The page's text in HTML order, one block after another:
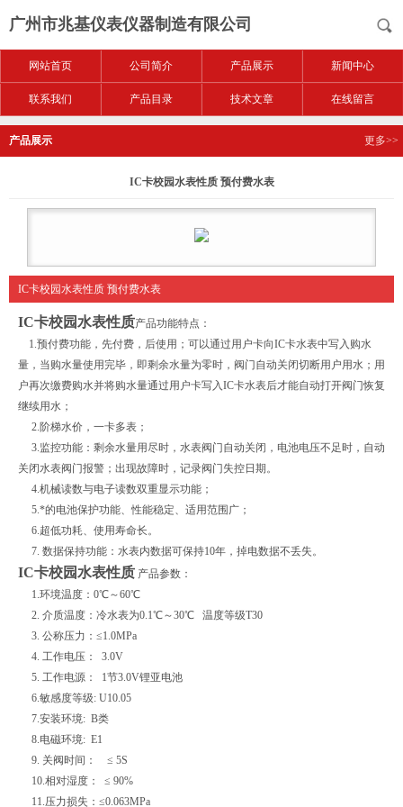
广州市兆基仪表仪器制造有限公司
网站首页 公司简介 产品展示 新闻中心
联系我们 产品目录 技术文章 在线留言
产品展示 更多>>
IC卡校园水表性质 预付费水表
IC卡校园水表性质 预付费水表
IC卡校园水表性质产品功能特点：
1.预付费功能，先付费，后使用；可以通过用户卡向IC卡水表中写入购水
量，当购水量使用完毕，即剩余水量为零时，阀门自动关闭切断用户用水；用
户再次缴费购水并将购水量通过用户卡写入IC卡水表后才能自动打开阀门恢复
继续用水；
2.阶梯水价，一卡多表；
3.监控功能：剩余水量用尽时，水表阀门自动关闭，电池电压不足时，自动
关闭水表阀门报警；出现故障时，记录阀门失控日期。
4.机械读数与电子读数双重显示功能；
5.*的电池保护功能、性能稳定、适用范围广；
6.超低功耗、使用寿命长。
7. 数据保持功能：水表内数据可保持10年，掉电数据不丢失。
IC卡校园水表性质 产品参数：
1.环境温度：0℃～60℃
2. 介质温度：冷水表为0.1℃～30℃ 温度等级T30
3. 公称压力：≤1.0MPa
4. 工作电压： 3.0V
5. 工作电源： 1节3.0V锂亚电池
6.敏感度等级: U10.05
7.安装环境: B类
8.电磁环境: E1
9. 关阀时间： ≤ 5S
10.相对湿度： ≤ 90%
11.压力损失：≤0.063MPa